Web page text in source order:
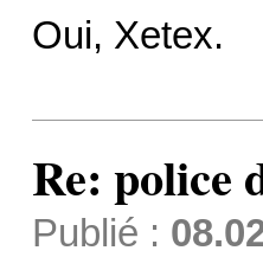
Oui, Xetex.
Re: police
Publié :